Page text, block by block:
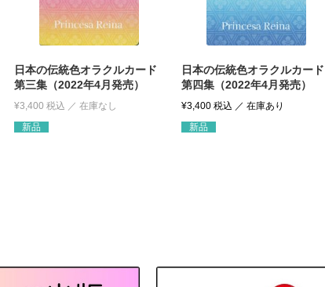
日本の伝統色オラクルカード
第三集（2022年4月発売）
¥3,400 税込
新品
日本の伝統色オラクルカード
第四集（2022年4月発売）
¥3,400税込
新品